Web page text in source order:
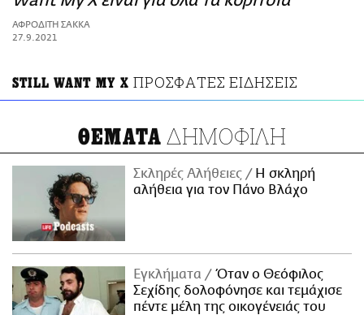
ΑΜΠΑ
PRINT
ΑΦΡΟΔΙΤΗ ΣΑΚΚΑ
27.9.2021
STILL WANT MY X ΠΡΟΣΦΑΤΕΣ ΕΙΔΗΣΕΙΣ
ΘΕΜΑΤΑ ΔΗΜΟΦΙΛΗ
Σκληρές Αλήθειες
H σκληρή
αλήθεια για τον Πάνο Βλάχο
Εγκλήματα
Όταν ο Θεόφιλος
Σεχίδης δολοφόνησε και τεμάχισε
πέντε μέλη της οικογένειάς του